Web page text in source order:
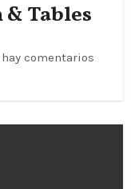
& Tables
hay comentarios